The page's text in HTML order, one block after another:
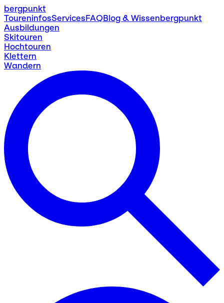
bergpunkt
ToureninfosServicesFAQBlog & Wissenbergpunkt
Ausbildungen
Skitouren
Hochtouren
Klettern
Wandern